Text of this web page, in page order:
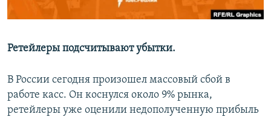
СОЦИАЛЬНЫЕ СЕТИ
Все сайты РСЕ/РС
Ретейлеры подсчитывают убытки.
В России сегодня произошел массовый сбой в
работе касс. Он коснулся около 9% рынка,
ретейлеры уже оценили недополученную прибыль